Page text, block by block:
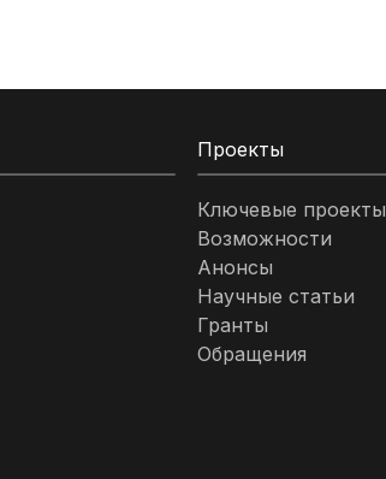
Проекты
Ключевые проекты
Возможности
Анонсы
Научные статьи
Гранты
Обращения